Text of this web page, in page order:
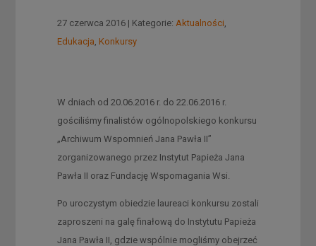
27 czerwca 2016 | Kategorie: Aktualności
Edukacja Konkursy
W dniach od 20.06.2016 r. do 22.06.2016 r.
gościliśmy finalistów ogólnopolskiego konkursu
„Archiwum Wspomnień Jana Pawła II”
zorganizowanego przez Instytut Papieża Jana
Pawła II oraz Fundację Wspomagania Wsi.
Po uroczystym obiedzie laureaci konkursu zostali
zaproszeni na galę finałową do Instytutu Papieża
Jana Pawła II, gdzie wspólnie mogliśmy obejrzeć